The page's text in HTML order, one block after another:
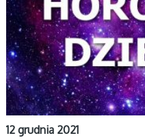
12 grudnia 2021